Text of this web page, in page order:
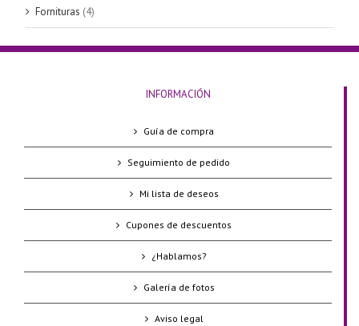
Fornituras (4)
INFORMACIÓN
Guía de compra
Seguimiento de pedido
Mi lista de deseos
Cupones de descuentos
¿Hablamos?
Galería de fotos
Aviso legal